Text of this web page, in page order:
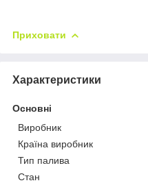
Приховати
Характеристики
Основні
Виробник
Країна виробник
Тип палива
Стан